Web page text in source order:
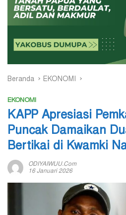
Beranda EKONOMI
EKONOMI
KAPP Apresiasi
Puncak Damaikan
Bertikai di Kwamki
ODIYAIWUU.com
16 Januari 2026